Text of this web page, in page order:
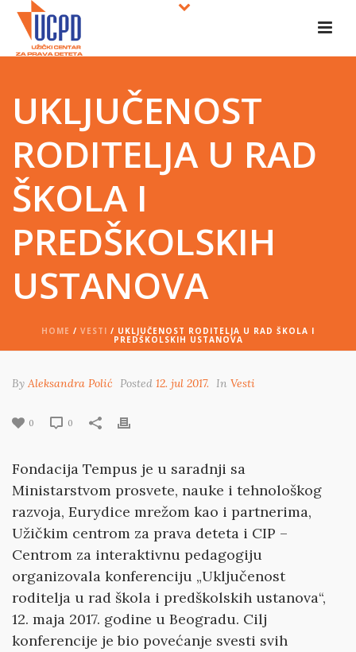
UKLЈUČENOST
RODITELЈA U RAD
ŠKOLA I
PREDŠKOLSKIH
USTANOVA
HOME / VESTI / UKLЈUČENOST RODITELЈA U RAD ŠKOLA I
PREDŠKOLSKIH USTANOVA
By Aleksandra Polić Posted 12. jul 2017. In Vesti
0 0
Fondacija Tempus je u saradnji sa
Ministarstvom prosvete, nauke i tehnološkog
razvoja, Eurydice mrežom kao i partnerima,
Užičkim centrom za prava deteta i CIP –
Centrom za interaktivnu pedagogiju
organizovala konferenciju „Uklјučenost
roditelјa u rad škola i predškolskih ustanova“,
12. maja 2017. godine u Beogradu. Cilј
konferencije je bio povećanje svesti svih